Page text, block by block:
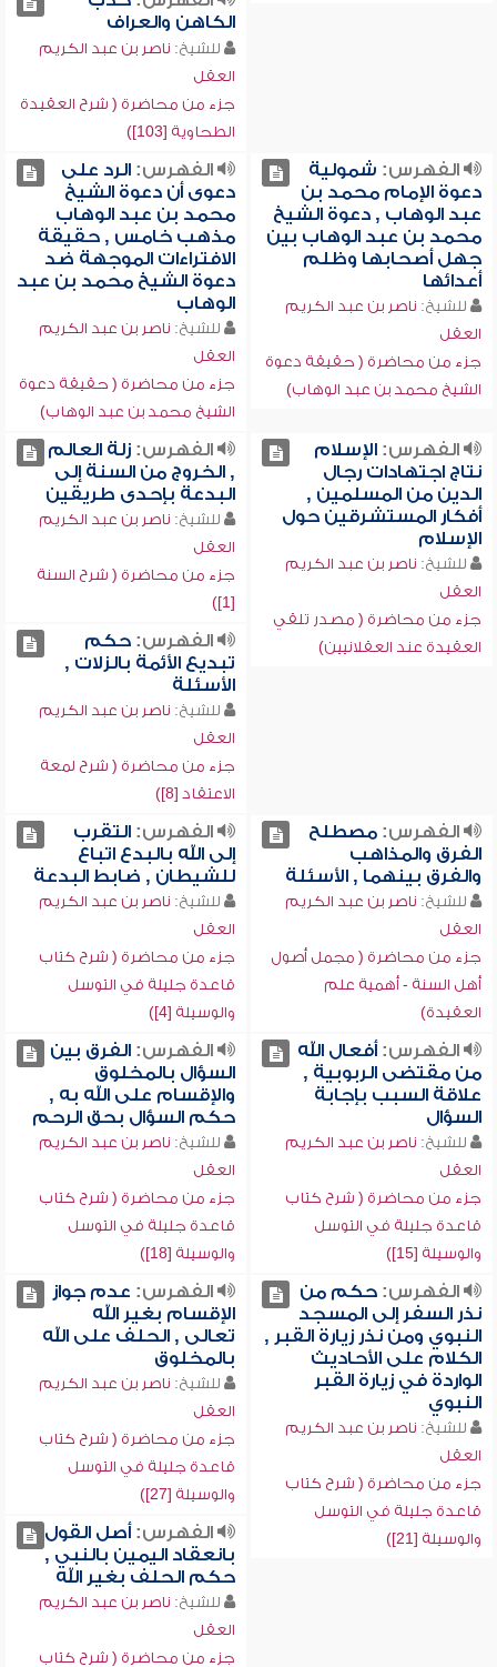
الكاهن والعراف
للشيخ: ناصر بن عبد الكريم
العقل
جزء من محاضرة ( شرح العقيدة
الطحاوية [103])
الفهرس: شمولية
دعوة الإمام محمد بن
عبد الوهاب , دعوة الشيخ
محمد بن عبد الوهاب بين
جهل أصحابها وظلم
أعدائها
للشيخ: ناصر بن عبد الكريم
العقل
جزء من محاضرة ( حقيقة دعوة
الشيخ محمد بن عبد الوهاب)
الفهرس:الرد على
دعوى أن دعوة الشيخ
محمد بن عبد الوهاب
مذهب خامس , حقيقة
الافتراءات الموجهة ضد
دعوة الشيخ محمد بن عبد
الوهاب
للشيخ: ناصر بن عبد الكريم
العقل
جزء من محاضرة ( حقيقة دعوة
الشيخ محمد بن عبد الوهاب)
الفهرس:الإسلام
نتاج اجتهادات رجال
الدين من المسلمين ,
أفكار المستشرقين حول
الإسلام
للشيخ: ناصر بن عبد الكريم
العقل
جزء من محاضرة ( مصدر تلقي
العقيدة عند العقلانيين)
الفهرس:زلة العالم
, الخروج من السنة إلى
البدعة بإحدى طريقين
للشيخ: ناصر بن عبد الكريم
العقل
جزء من محاضرة ( شرح السنة
[1])
الفهرس:حكم
تبديع الأئمة بالزلات ,
الأسئلة
للشيخ: ناصر بن عبد الكريم
العقل
جزء من محاضرة ( شرح لمعة
الاعتقاد [8])
الفهرس:مصطلح
الفرق والمذاهب
والفرق بينهما , الأسئلة
للشيخ: ناصر بن عبد الكريم
العقل
جزء من محاضرة ( مجمل أصول
أهل السنة - أهمية علم
العقيدة)
الفهرس:التقرب
إلى الله بالبدع اتباع
للشيطان , ضابط البدعة
للشيخ: ناصر بن عبد الكريم
العقل
جزء من محاضرة ( شرح كتاب
قاعدة جليلة في التوسل
والوسيلة [4])
الفهرس:أفعال الله
من مقتضى الربوبية ,
علاقة السبب بإجابة
السؤال
للشيخ: ناصر بن عبد الكريم
العقل
جزء من محاضرة ( شرح كتاب
قاعدة جليلة في التوسل
والوسيلة [15])
الفهرس:الفرق بين
السؤال بالمخلوق
والإقسام على الله به ,
حكم السؤال بحق الرحم
للشيخ: ناصر بن عبد الكريم
العقل
جزء من محاضرة ( شرح كتاب
قاعدة جليلة في التوسل
والوسيلة [18])
الفهرس:حكم من
نذر السفر إلى المسجد
النبوي ومن نذر زيارة القبر ,
الكلام على الأحاديث
الواردة في زيارة القبر
النبوي
للشيخ: ناصر بن عبد الكريم
العقل
جزء من محاضرة ( شرح كتاب
قاعدة جليلة في التوسل
والوسيلة [21])
الفهرس: عدم جواز
الإقسام بغير الله
تعالى , الحلف على الله
بالمخلوق
للشيخ: ناصر بن عبد الكريم
العقل
جزء من محاضرة ( شرح كتاب
قاعدة جليلة في التوسل
والوسيلة [27])
الفهرس:أصل القول
بانعقاد اليمين بالنبي ,
حكم الحلف بغير الله
للشيخ: ناصر بن عبد الكريم
العقل
جزء من محاضرة ( شرح كتاب